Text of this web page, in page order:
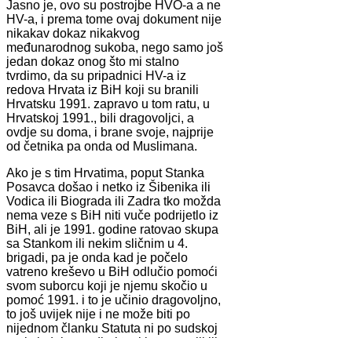
Jasno je, ovo su postrojbe HVO-a a ne
HV-a, i prema tome ovaj dokument nije
nikakav dokaz nikakvog
međunarodnog sukoba, nego samo još
jedan dokaz onog što mi stalno
tvrdimo, da su pripadnici HV-a iz
redova Hrvata iz BiH koji su branili
Hrvatsku 1991. zapravo u tom ratu, u
Hrvatskoj 1991., bili dragovoljci, a
ovdje su doma, i brane svoje, najprije
od četnika pa onda od Muslimana.
Ako je s tim Hrvatima, poput Stanka
Posavca došao i netko iz Šibenika ili
Vodica ili Biograda ili Zadra tko možda
nema veze s BiH niti vuče podrijetlo iz
BiH, ali je 1991. godine ratovao skupa
sa Stankom ili nekim sličnim u 4.
brigadi, pa je onda kad je počelo
vatreno kreševo u BiH odlučio pomoći
svom suborcu koji je njemu skočio u
pomoć 1991. i to je učinio dragovoljno,
to još uvijek nije i ne može biti po
nijednom članku Statuta ni po sudskoj